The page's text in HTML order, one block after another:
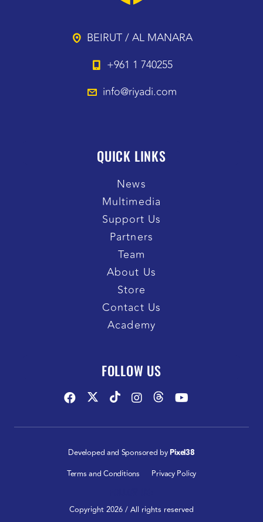
BEIRUT / AL MANARA
+961 1 740255
info@riyadi.com
QUICK LINKS
News
Multimedia
Support Us
Partners
Team
About Us
Store
Contact Us
Academy
FOLLOW US
Developed and Sponsored by Pixel38
Terms and Conditions
Privacy Policy
Copyright 2026 / All rights reserved